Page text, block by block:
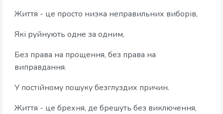
Життя - це просто низка неправильних виборів,
Які руйнують одне за одним,
Без права на прощення, без права на
виправдання.
У постійному пошуку безглуздих причин.
Життя - це брехня, де брешуть без виключення,